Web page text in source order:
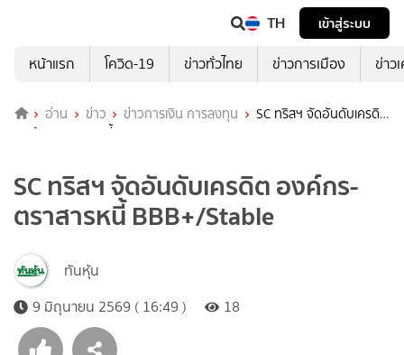
TH
เข้าสู่ระบบ
หน้าแรก
โควิด-19 ข่าวทั่วไทย ข่าวการเมือง ข่าว
อ่าน ข่าว ข่าวการเงิน การลงทุน
SC ทริสฯ จัดอันดับเครดิต
องค์กร-ตราสารหนี้ BBB+/Stable
SC ทริสฯ จัดอันดับเครดิต องค์กร-
ตราสารหนี้ BBB+/Stable
ทันหุ้น
9 มิถุนายน 2569 ( 16:49 )
18